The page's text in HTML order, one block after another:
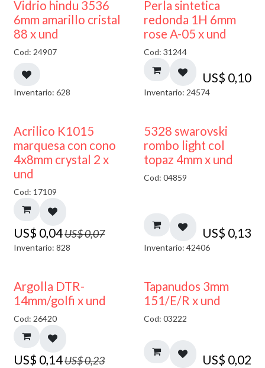
Vidrio hindu 3536
6mm amarillo cristal
88 x und
Cod: 24907
Inventario: 628
Perla sintetica
redonda 1H 6mm
rose A-05 x und
Cod: 31244
US$ 0,10
Inventario: 24574
50% DESCUENTO
Acrilico K1015
marquesa con cono
4x8mm crystal 2 x
und
Cod: 17109
US$ 0,04US$0,07
Inventario: 828
5328 swarovski
rombo light col
topaz 4mm x und
Cod: 04859
US$ 0,13
Inventario: 42406
40% DESCUENTO
Argolla DTR-
14mm/golfi x und
Cod: 26420
US$ 0,14US$0,23
Tapanudos 3mm
151/E/R x und
Cod: 03222
US$ 0,02